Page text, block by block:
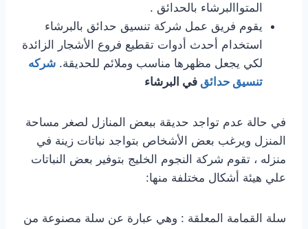
المتواالبرشاء بالحدائق .
يقوم فريق عمل شركة تنسيق حدائق بالبرشاء
استخدام أحدث أدوات تقطيع فروع الأشجار الزائدة
لكي يجعل مظهرها مناسب وملائم للحديقة. شركه
تنسيق حدائق في البرشاء
في حالة عدم تواجد حديقة ببعض المنازل لصغر مساحة
المنزل ويرغب بعض الأشخاص بتواجد نباتات زينة في
منزله ، تقوم شركة النجوم الخليج بتوفير بعض النباتات
علي هيئة أشكال مختلفة منها:
سلة القمامة المعلقة : وهي عبارة عن سلة مصنوعة من